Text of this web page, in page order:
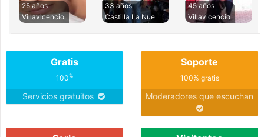
25 años
Villavicencio
33 años
Castilla La Nue
45 años
Villavicencio
Gratis
100%
Servicios gratuitos
Soporte
100% gratis
Moderadores que escuchan